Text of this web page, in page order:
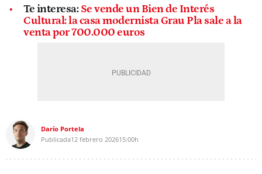
Te interesa:Se vende un Bien de Interés
Cultural: la casa modernista Grau Pla sale a la
venta por 700.000 euros
Darío Portela
Publicada12 febrero 202615:00h